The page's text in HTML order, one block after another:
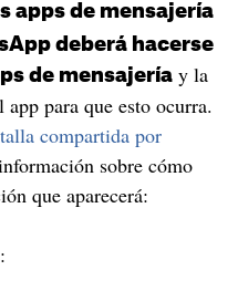
apps de mensajería
deberá hacerse
de mensajeríay la
para que esto ocurra.
compartida por
sobre cómo
que aparecerá: